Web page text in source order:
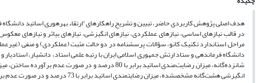
هدف اصلی پژوهش کاربردی حاضر، تبیین و تشریح راه­کارهای"ارتقاء بهره­وری اساتید
در قالب نیازهای اساسی، نیازهای عملکردی، نیازهای انگیزشی، نیازهای بی­اثر و نیازهای
مراحل استاندارد تکنیک کانو، سؤالات پرسشنامه در دو حالت مثبت (عملکردی) و منفی
دانشگاه فرماندهی و ستاد ارتش جمهوری اسلامی ایران با رتبه علمی استاد، دانشیار،
انگیزشی هشت­‌گانه مشخص­شده، میزان رضایت­مندی اساتید برابر با 73 درصد و در صورت عدم برآورده ساختن، میزان نارضایتی آنان برابر با (32-) درصد خواهد بود.